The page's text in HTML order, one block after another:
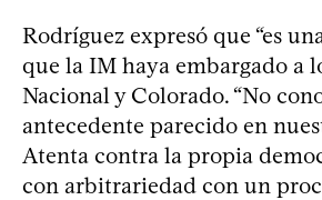
Rodríguez expresó que “es
que la IM haya embargado a
Nacional y Colorado. “No
antecedente parecido en
Atenta contra la propia
con arbitrariedad con un